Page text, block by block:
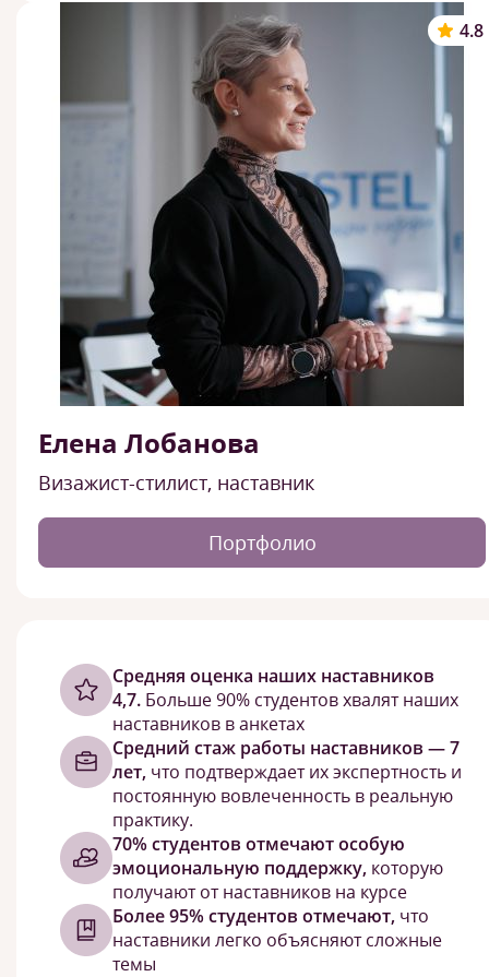
4.8
Елена Лобанова
Визажист-стилист, наставник
Портфолио
Cредняя оценка наших наставников
4,7. Больше 90% студентов хвалят наших
наставников в анкетах
Средний стаж работы наставников — 7
лет, что подтверждает их экспертность и
постоянную вовлеченность в реальную
практику.
70% студентов отмечают особую
эмоциональную поддержку, которую
получают от наставников на курсе
Более 95% студентов отмечают, что
наставники легко объясняют сложные
темы